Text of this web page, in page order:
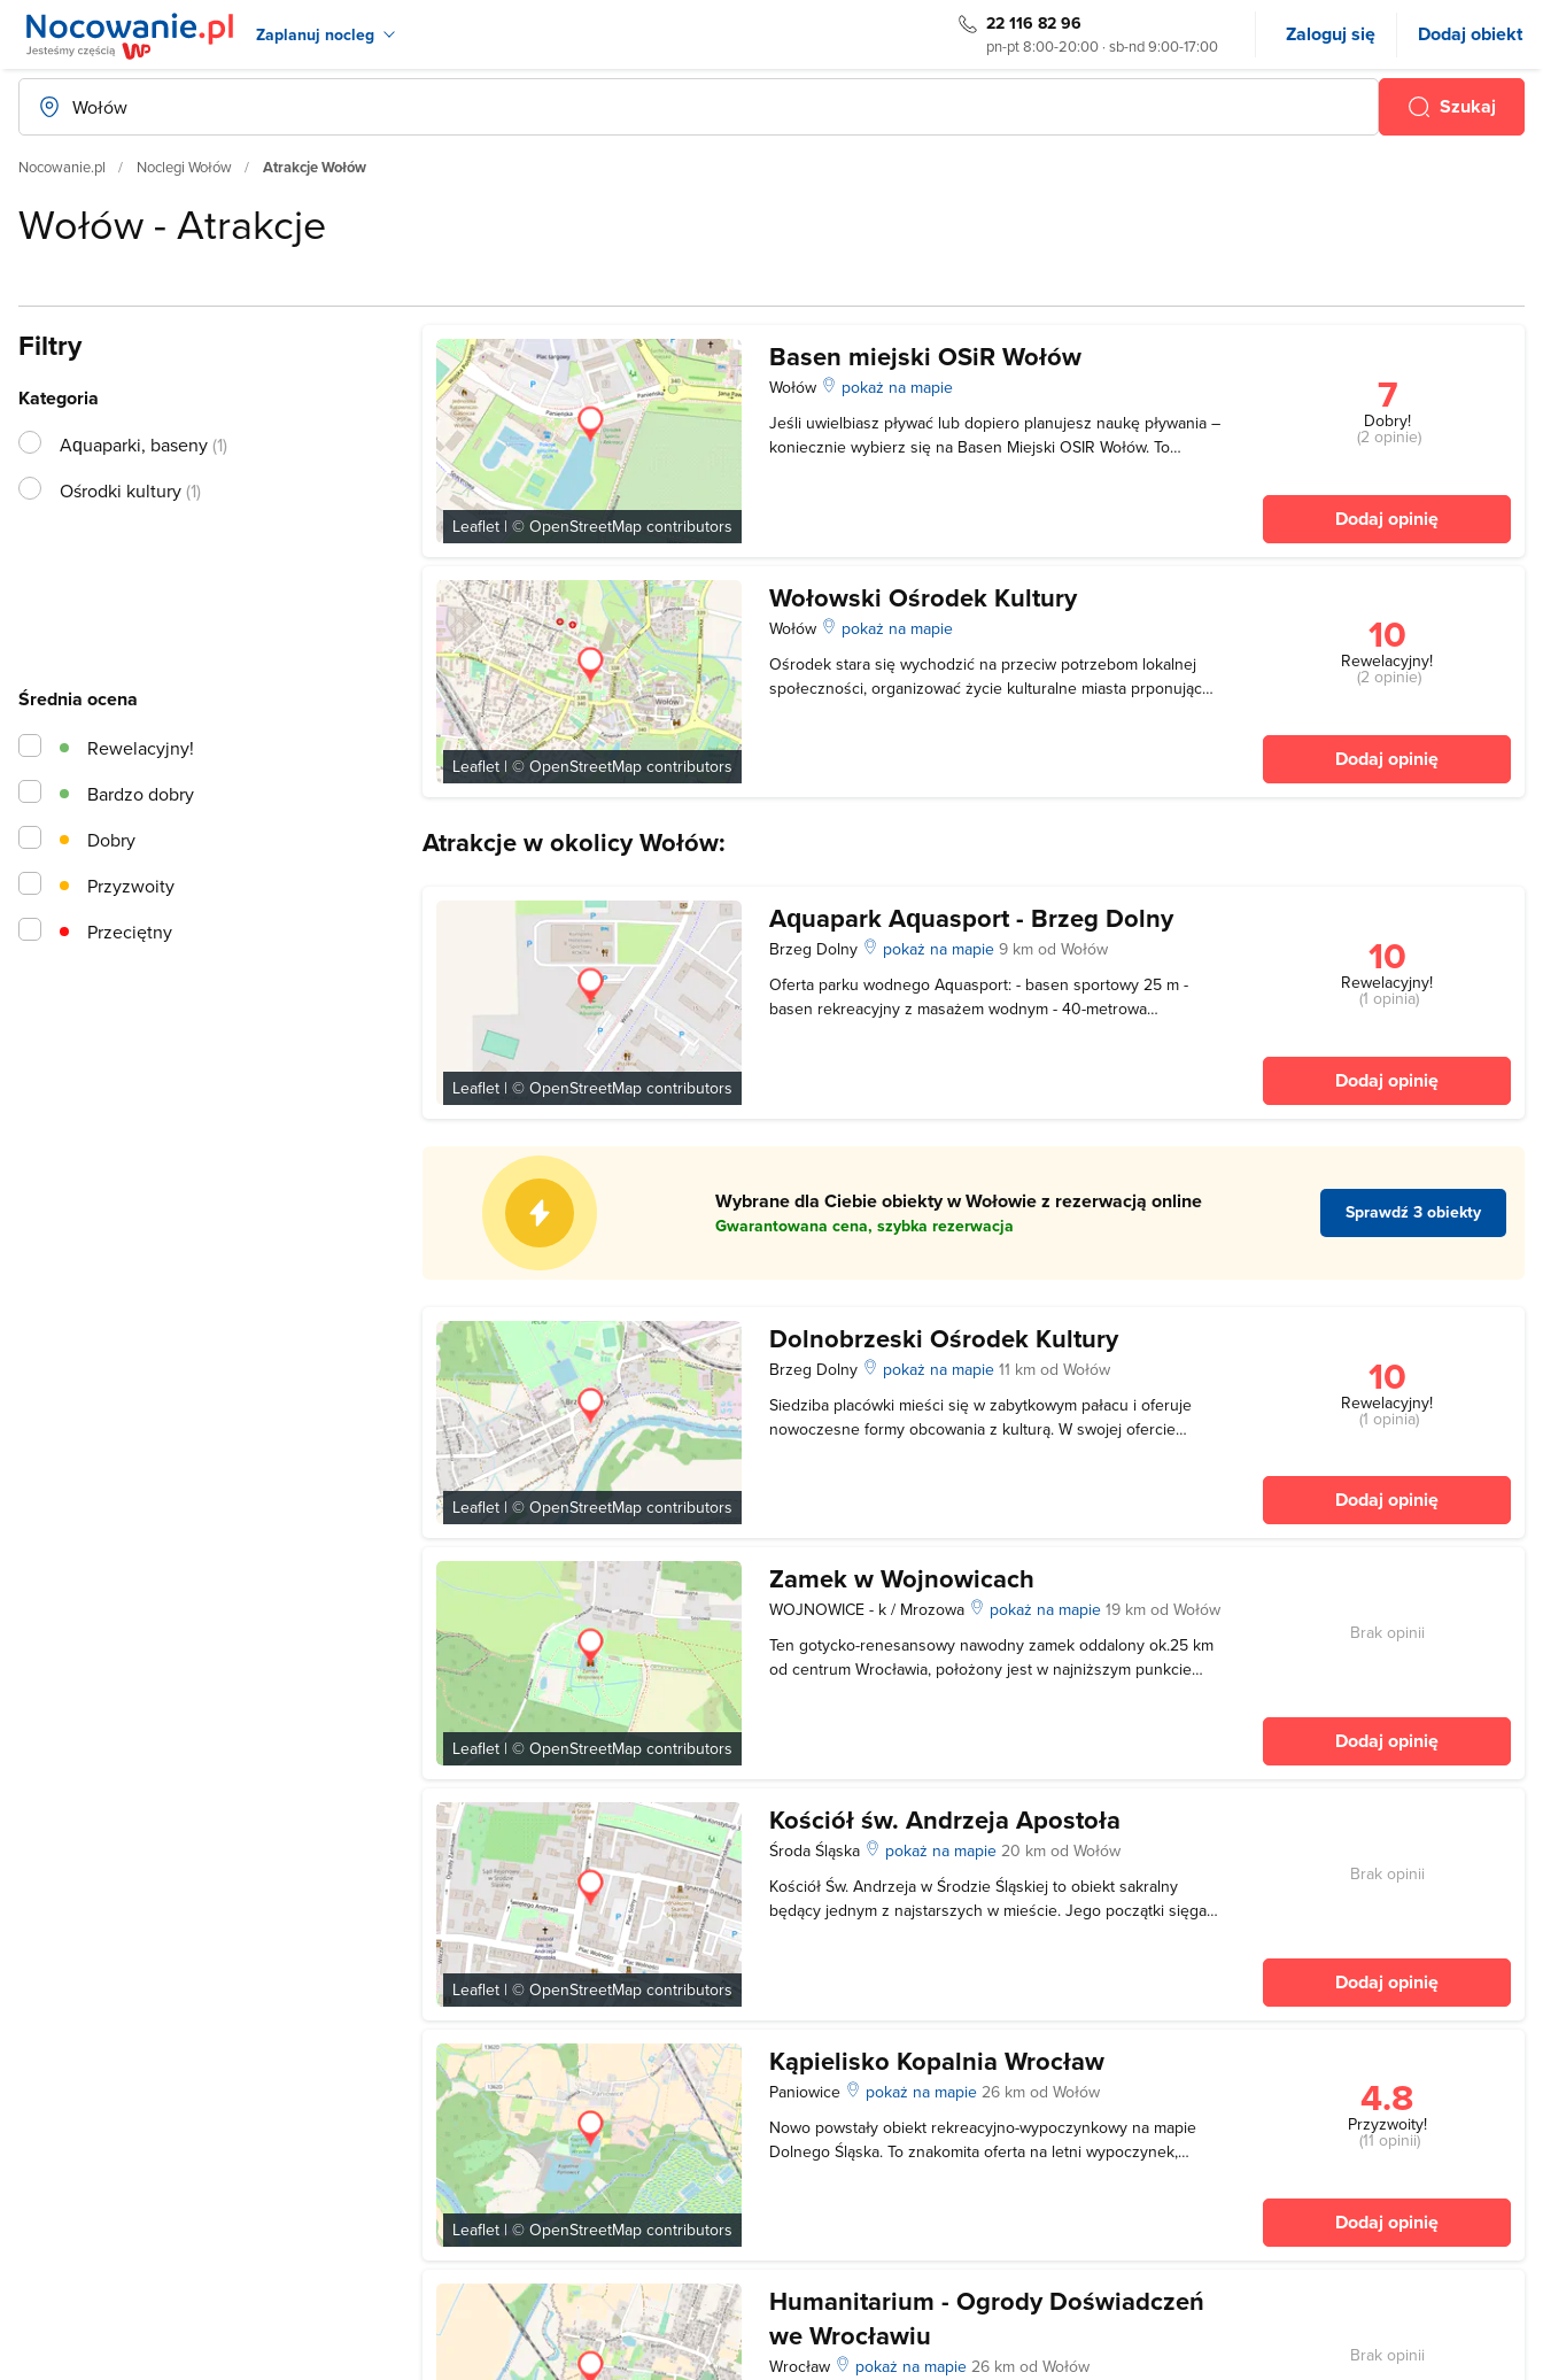
Zaplanuj nocleg 22 116 82 96
pn-pt 8:00-20:00 · sb-nd 9:00-17:00 Zaloguj się Dodaj obiekt
Szukaj
Nocowanie.pl Noclegi Wołów Atrakcje Wołów
Wołów - Atrakcje
Leaflet | ©OpenStreetMap contributors
Basen miejski OSiR Wołów
Wołów
pokaż na mapie
Jeśli uwielbiasz pływać lub dopiero planujesz naukę pływania –
koniecznie wybierz się na Basen Miejski OSIR Wołów. To
7
Dobry!
(2 opinie)
Dodaj opinię
Leaflet | ©OpenStreetMap contributors
Wołowski Ośrodek Kultury
Wołów
pokaż na mapie
Ośrodek stara się wychodzić na przeciw potrzebom lokalnej
społeczności, organizować życie kulturalne miasta prponując
10
Rewelacyjny!
(2 opinie)
Dodaj opinię
Atrakcje w okolicy Wołów:
Leaflet | ©OpenStreetMap contributors
Aquapark Aquasport - Brzeg Dolny
Brzeg Dolny pokaż na mapie9 km od Wołów
Oferta parku wodnego Aquasport: - basen sportowy 25 m -
basen rekreacyjny z masażem wodnym - 40-metrowa
10
Rewelacyjny!
(1 opinia)
Dodaj opinię
Wybrane dla Ciebie obiekty w Wołowie z rezerwacją online
Gwarantowana cena, szybka rezerwacja
Sprawdź 3 obiekty
Leaflet | ©OpenStreetMap contributors
Dolnobrzeski Ośrodek Kultury
Brzeg Dolny pokaż na mapie11 km od Wołów
Siedziba placówki mieści się w zabytkowym pałacu i oferuje
nowoczesne formy obcowania z kulturą. W swojej ofercie
10
Rewelacyjny!
(1 opinia)
Dodaj opinię
Leaflet | ©OpenStreetMap contributors
Zamek w Wojnowicach
WOJNOWICE - k / Mrozowa pokaż na mapie19 km od Wołów
Ten gotycko-renesansowy nawodny zamek oddalony ok.25 km
od centrum Wrocławia, położony jest w najniższym punkcie
Brak opinii
Dodaj opinię
Leaflet | ©OpenStreetMap contributors
Kościół św. Andrzeja Apostoła
Środa Śląska pokaż na mapie20 km od Wołów
Kościół Św. Andrzeja w Środzie Śląskiej to obiekt sakralny
będący jednym z najstarszych w mieście. Jego początki sięgają
Brak opinii
Dodaj opinię
Leaflet | ©OpenStreetMap contributors
Kąpielisko Kopalnia Wrocław
Paniowice pokaż na mapie26 km od Wołów
Nowo powstały obiekt rekreacyjno-wypoczynkowy na mapie
Dolnego Śląska. To znakomita oferta na letni wypoczynek,
4.8
Przyzwoity!
(11 opinii)
Dodaj opinię
Humanitarium - Ogrody Doświadczeń
we Wrocławiu
Wrocław pokaż na mapie26 km od Wołów
Brak opinii
Filtry
Kategoria
Aquaparki, baseny(1)
Ośrodki kultury(1)
Średnia ocena
Przeciętny
Przyzwoity
Dobry
Bardzo dobry
Rewelacyjny!